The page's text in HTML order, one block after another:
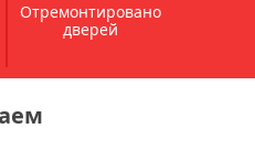
Отремонтировано
дверей